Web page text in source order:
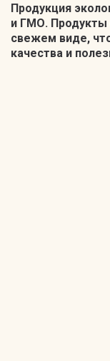
Продукция
и ГМО.
свежем виде,
качества и